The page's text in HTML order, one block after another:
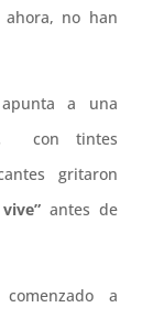
ahora, no han
a una
con tintes
gritaron
antes de
a